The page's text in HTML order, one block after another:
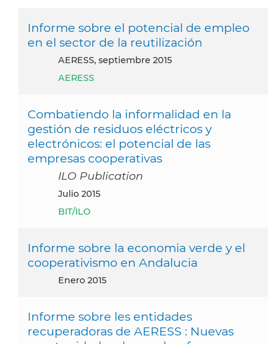
Informe sobre el potencial de empleo
en el sector de la reutilización
AERESS, septiembre 2015
AERESS
Combatiendo la informalidad en la
gestión de residuos eléctricos y
electrónicos: el potencial de las
empresas cooperativas
ILO Publication
julio 2015
BIT/ILO
Informe sobre la economia verde y el
cooperativismo en Andalucia
enero 2015
Informe sobre les entidades
recuperadoras de AERESS : Nuevas